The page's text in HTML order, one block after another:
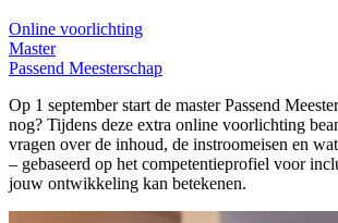
Online voorlichting
Master
Passend Meesterschap
Op 1 september start de master Passend
nog? Tijdens deze extra online voorlichting
vragen over de inhoud, de instroomeisen en
– gebaseerd op het competentieprofiel voor
jouw ontwikkeling kan betekenen.